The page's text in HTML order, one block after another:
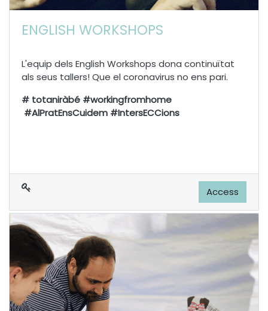
ENGLISH WORKSHOPS
L'equip dels English Workshops dona continuïtat
als seus tallers! Que el coronavirus no ens pari.
# totaniràbé #workingfromhome
#AlPratEnsCuidem #IntersECCions
Access